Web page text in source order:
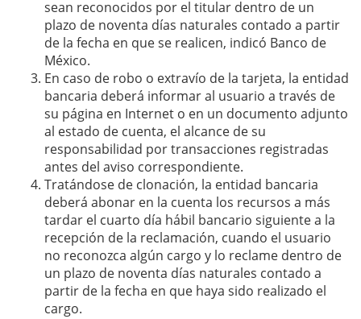
sean reconocidos por el titular dentro de un
plazo de noventa días naturales contado a partir
de la fecha en que se realicen, indicó Banco de
México.
En caso de robo o extravío de la tarjeta, la entidad
bancaria deberá informar al usuario a través de
su página en Internet o en un documento adjunto
al estado de cuenta, el alcance de su
responsabilidad por transacciones registradas
antes del aviso correspondiente.
Tratándose de clonación, la entidad bancaria
deberá abonar en la cuenta los recursos a más
tardar el cuarto día hábil bancario siguiente a la
recepción de la reclamación, cuando el usuario
no reconozca algún cargo y lo reclame dentro de
un plazo de noventa días naturales contado a
partir de la fecha en que haya sido realizado el
cargo.